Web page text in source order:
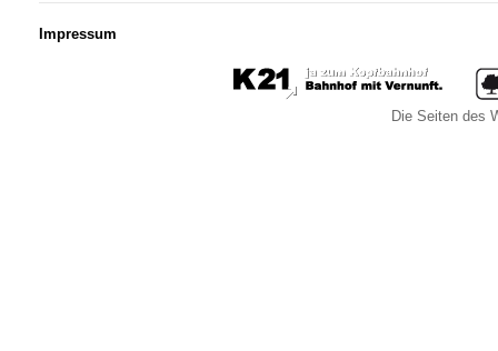
Impressum
Die Seiten des